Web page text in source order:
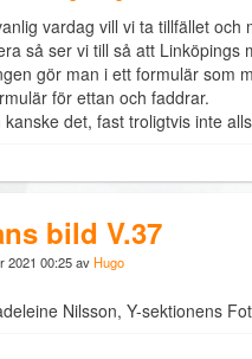
vardag vill vi ta tillfället
så ser vi till så att Linköpings
gör man i ett formulär som
för ettan och faddrar.
kanske det, fast troligtvis inte
bild V.37
2021 00:25 av Hugo
Nilsson, Y-sektionens